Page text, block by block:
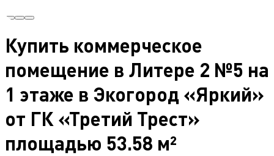
Купить коммерческое
помещение в Литере 2 №5 на
1 этаже в Экогород «Яркий»
от ГК «Третий Трест»
площадью 53.58 м²